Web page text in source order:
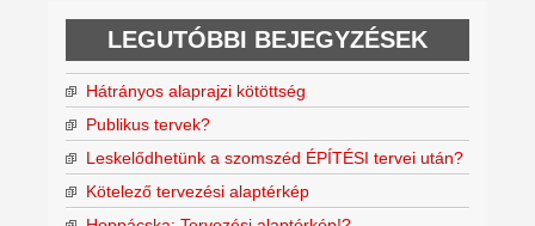
LEGUTÓBBI BEJEGYZÉSEK
Hátrányos alaprajzi kötöttség
Publikus tervek?
Leskelődhetünk a szomszéd ÉPÍTÉSI tervei után?
Kötelező tervezési alaptérkép